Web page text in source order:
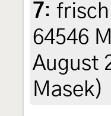
7:
64546
August
Masek)